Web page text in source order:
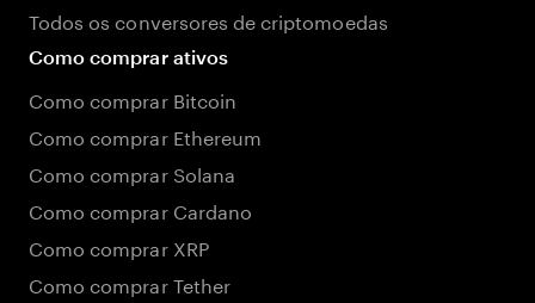
Todos os conversores de criptomoedas
Como comprar ativos
Como comprar Bitcoin
Como comprar Ethereum
Como comprar Solana
Como comprar Cardano
Como comprar XRP
Como comprar Tether